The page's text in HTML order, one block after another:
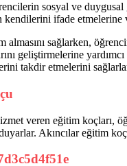
sosyal ve
ifade
sağlarken,
geliştirmelerine
takdir etmelerini
veren eğitim koçları,
Akıncılar eğitim